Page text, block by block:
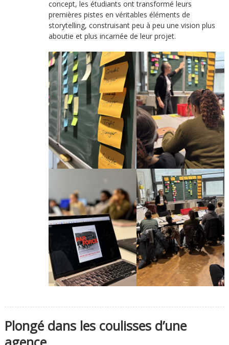
concept, les étudiants ont transformé leurs
premières pistes en véritables éléments de
storytelling, construisant peu à peu une vision plus
aboutie et plus incarnée de leur projet.
Plongé dans les coulisses d’une